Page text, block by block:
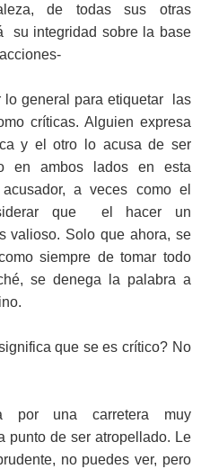
de todas sus otras
su integridad sobre la base
lo general para etiquetar las
críticas. Alguien expresa
y el otro lo acusa de ser
en ambos lados en esta
a veces como el
que el hacer un
valioso. Solo que ahora, se
siempre de tomar todo
se denega la palabra a
que se es crítico? No
por una carretera muy
de ser atropellado. Le
no puedes ver, pero